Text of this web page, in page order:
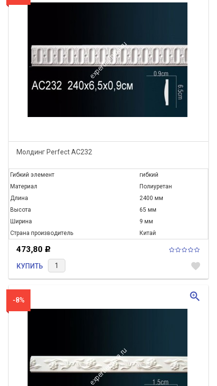
Молдинг Perfect AC232
Гибкий элемент
гибкий
Материал
Полиуретан
Длина
2400 мм
Высота
65 мм
Ширина
9 мм
Страна производитель
Китай
473,80 Р
КУПИТЬ favorite
-8% zoom_in